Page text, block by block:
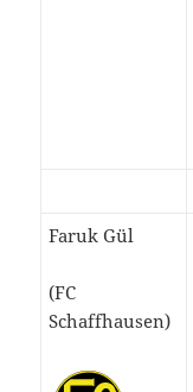
Faruk Gül
(FC
Schaffhausen)